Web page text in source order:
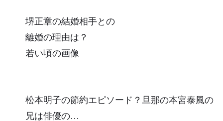
堺正章の結婚相手との
離婚の理由は？
若い頃の画像
松本明子の節約エピソード？旦那の本宮泰風の
兄は俳優の…